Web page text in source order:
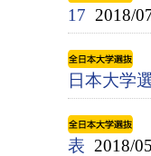
17 2018/
日本大学
表 2018/